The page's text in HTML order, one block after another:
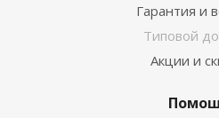
Гарантия и
Типовой
Акции и